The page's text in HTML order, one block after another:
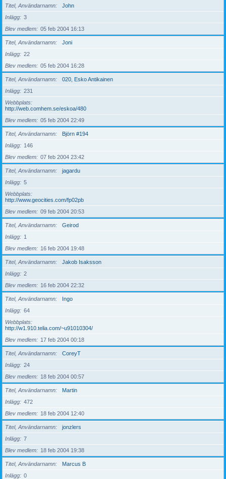
Titel, Användarnamn
John
Inlägg
3
Blev medlem
05 feb 2004 16:13
Titel, Användarnamn
Joni
Inlägg
22
Blev medlem
05 feb 2004 16:28
Titel, Användarnamn
020, Esko Antikainen
Inlägg
231
Webbplats
http://web.comhem.se/eskoa/480
Blev medlem
05 feb 2004 22:49
Titel, Användarnamn
Björn #194
Inlägg
146
Blev medlem
07 feb 2004 23:42
Titel, Användarnamn
jagardu
Inlägg
5
Webbplats
http://www.geocities.com/fp02pb
Blev medlem
09 feb 2004 20:53
Titel, Användarnamn
Geirod
Inlägg
1
Blev medlem
16 feb 2004 19:48
Titel, Användarnamn
Jakob Isaksson
Inlägg
2
Blev medlem
16 feb 2004 22:32
Titel, Användarnamn
Ingo
Inlägg
64
Webbplats
http://w1.910.telia.com/~u91010304/
Blev medlem
17 feb 2004 00:18
Titel, Användarnamn
CoreyT
Inlägg
24
Blev medlem
18 feb 2004 00:57
Titel, Användarnamn
Martin
Inlägg
472
Blev medlem
18 feb 2004 12:40
Titel, Användarnamn
jonzlers
Inlägg
7
Blev medlem
18 feb 2004 19:38
Titel, Användarnamn
Marcus B
Inlägg
0